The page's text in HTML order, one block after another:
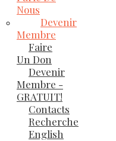
Nous
Devenir
Membre
Faire
Un Don
Devenir
Membre -
GRATUIT!
Contacts
Recherche
English